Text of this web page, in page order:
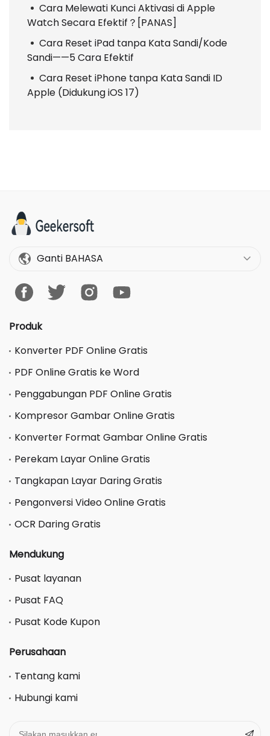
Cara Melewati Kunci Aktivasi di Apple
Watch Secara Efektif？[PANAS]
Cara Reset iPad tanpa Kata Sandi/Kode
Sandi——5 Cara Efektif
Cara Reset iPhone tanpa Kata Sandi ID
Apple (Didukung iOS 17)
Ganti BAHASA
Produk
Konverter PDF Online Gratis
PDF Online Gratis ke Word
Penggabungan PDF Online Gratis
Kompresor Gambar Online Gratis
Konverter Format Gambar Online Gratis
Perekam Layar Online Gratis
Tangkapan Layar Daring Gratis
Pengonversi Video Online Gratis
OCR Daring Gratis
Mendukung
Pusat layanan
Pusat FAQ
Pusat Kode Kupon
Perusahaan
Tentang kami
Hubungi kami